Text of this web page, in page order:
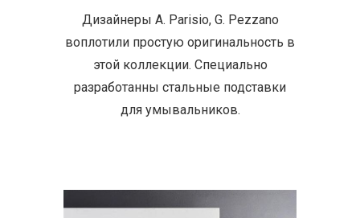
Дизайнеры A. Parisio, G. Pezzano
воплотили простую оригинальность в
этой коллекции. Специально
разработанны стальные подставки
для умывальников.